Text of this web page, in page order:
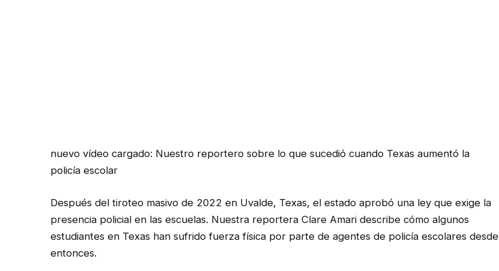
nuevo vídeo cargado: Nuestro reportero sobre lo que sucedió cuando Texas aumentó la
policía escolar
Después del tiroteo masivo de 2022 en Uvalde, Texas, el estado aprobó una ley que exige la
presencia policial en las escuelas. Nuestra reportera Clare Amari describe cómo algunos
estudiantes en Texas han sufrido fuerza física por parte de agentes de policía escolares desde
entonces.